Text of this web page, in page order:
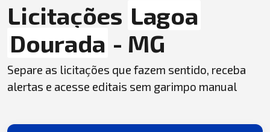
Licitações Lagoa
Dourada - MG
Separe as licitações que fazem sentido, receba
alertas e acesse editais sem garimpo manual